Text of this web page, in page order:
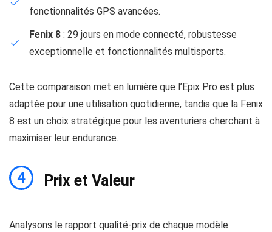
fonctionnalités GPS avancées.
Fenix 8 : 29 jours en mode connecté, robustesse
exceptionnelle et fonctionnalités multisports.
Cette comparaison met en lumière que l’Epix Pro est plus
adaptée pour une utilisation quotidienne, tandis que la Fenix
8 est un choix stratégique pour les aventuriers cherchant à
maximiser leur endurance.
4 Prix et Valeur
Analysons le rapport qualité-prix de chaque modèle.